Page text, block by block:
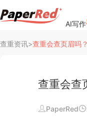
AI写作
阅读
查重资讯>查重会查页眉吗
查重会查
PaperRed